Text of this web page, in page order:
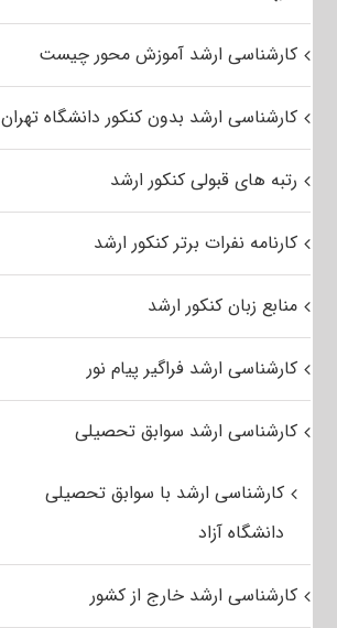
کارشناسی ارشد آموزش محور چیست
کارشناسی ارشد بدون کنکور دانشگاه تهران
رتبه های قبولی کنکور ارشد
کارنامه نفرات برتر کنکور ارشد
منابع زبان کنکور ارشد
کارشناسی ارشد فراگیر پیام نور
کارشناسی ارشد سوابق تحصیلی
کارشناسی ارشد با سوابق تحصیلی
دانشگاه آزاد
کارشناسی ارشد خارج از کشور